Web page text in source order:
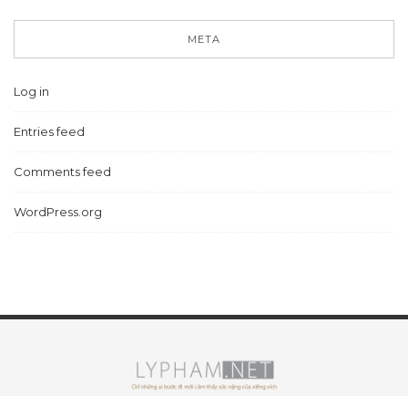
META
Log in
Entries feed
Comments feed
WordPress.org